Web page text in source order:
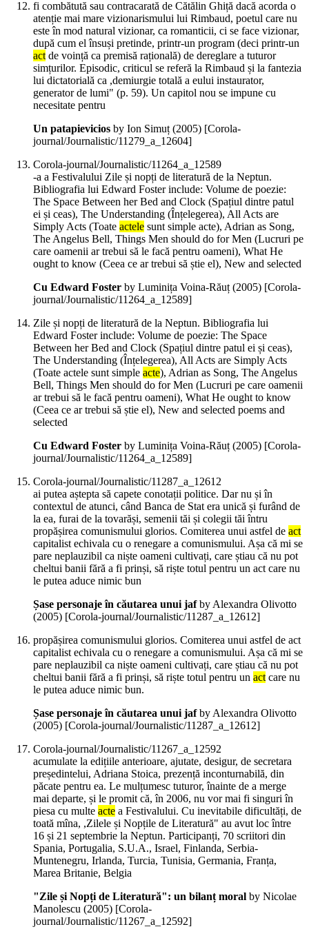
fi combătută sau contracarată de Cătălin Ghiță dacă acorda o
atenție mai mare vizionarismului lui Rimbaud, poetul care nu
este în mod natural vizionar, ca romanticii, ci se face vizionar,
după cum el însuși pretinde, printr-un program (deci printr-un
actde voință ca premisă rațională) de dereglare a tuturor
simțurilor. Episodic, criticul se referă la Rimbaud și la fantezia
lui dictatorială ca ,demiurgie totală a eului instaurator,
generator de lumi" (p. 59). Un capitol nou se impune cu
necesitate pentru
Un patapievicios by Ion Simuț (2005) [Corola-
journal/Journalistic/11279_a_12604]
Corola-journal/Journalistic/11264_a_12589
-a a Festivalului Zile și nopți de literatură de la Neptun.
Bibliografia lui Edward Foster include: Volume de poezie:
The Space Between her Bed and Clock (Spațiul dintre patul
ei și ceas), The Understanding (Înțelegerea), All Acts are
Simply Acts (Toate actele sunt simple acte), Adrian as Song,
The Angelus Bell, Things Men should do for Men (Lucruri pe
care oamenii ar trebui să le facă pentru oameni), What He
ought to know (Ceea ce ar trebui să știe el), New and selected
Cu Edward Foster by Luminița Voina-Răuț (2005) [Corola-
journal/Journalistic/11264_a_12589]
Zile și nopți de literatură de la Neptun. Bibliografia lui
Edward Foster include: Volume de poezie: The Space
Between her Bed and Clock (Spațiul dintre patul ei și ceas),
The Understanding (Înțelegerea), All Acts are Simply Acts
(Toate actele sunt simple acte), Adrian as Song, The Angelus
Bell, Things Men should do for Men (Lucruri pe care oamenii
ar trebui să le facă pentru oameni), What He ought to know
(Ceea ce ar trebui să știe el), New and selected poems and
selected
Cu Edward Foster by Luminița Voina-Răuț (2005) [Corola-
journal/Journalistic/11264_a_12589]
Corola-journal/Journalistic/11287_a_12612
ai putea aștepta să capete conotații politice. Dar nu și în
contextul de atunci, când Banca de Stat era unică și furând de
la ea, furai de la tovarăși, semenii tăi și colegii tăi întru
propășirea comunismului glorios. Comiterea unui astfel de act
capitalist echivala cu o renegare a comunismului. Așa că mi se
pare neplauzibil ca niște oameni cultivați, care știau că nu pot
cheltui banii fără a fi prinși, să riște totul pentru un act care nu
le putea aduce nimic bun
Șase personaje în căutarea unui jafby Alexandra Olivotto
(2005) [Corola-journal/Journalistic/11287_a_12612]
propășirea comunismului glorios. Comiterea unui astfel de act
capitalist echivala cu o renegare a comunismului. Așa că mi se
pare neplauzibil ca niște oameni cultivați, care știau că nu pot
cheltui banii fără a fi prinși, să riște totul pentru un actcare nu
le putea aduce nimic bun.
Șase personaje în căutarea unui jafby Alexandra Olivotto
(2005) [Corola-journal/Journalistic/11287_a_12612]
Corola-journal/Journalistic/11267_a_12592
acumulate la edițiile anterioare, ajutate, desigur, de secretara
președintelui, Adriana Stoica, prezență inconturnabilă, din
păcate pentru ea. Le mulțumesc tuturor, înainte de a merge
mai departe, și le promit că, în 2006, nu vor mai fi singuri în
piesa cu multe acte a Festivalului. Cu inevitabile dificultăți, de
toată mîna, ,Zilele și Nopțile de Literatură" au avut loc între
16 și 21 septembrie la Neptun. Participanți, 70 scriitori din
Spania, Portugalia, S.U.A., Israel, Finlanda, Serbia-
Muntenegru, Irlanda, Turcia, Tunisia, Germania, Franța,
Marea Britanie, Belgia
"Zile și Nopți de Literatură": un bilanț moral by Nicolae
Manolescu (2005) [Corola-
journal/Journalistic/11267_a_12592]